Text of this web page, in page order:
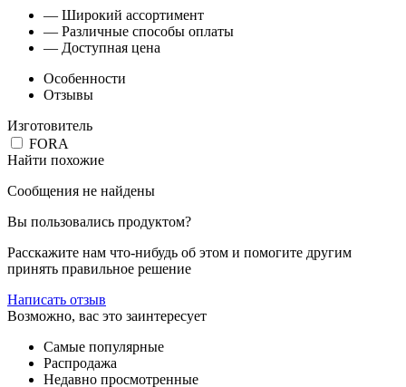
— Широкий ассортимент
— Различные способы оплаты
— Доступная цена
Особенности
Отзывы
Изготовитель
FORA
Найти похожие
Сообщения не найдены
Вы пользовались продуктом?
Расскажите нам что-нибудь об этом и помогите другим
принять правильное решение
Написать отзыв
Возможно, вас это заинтересует
Самые популярные
Распродажа
Недавно просмотренные